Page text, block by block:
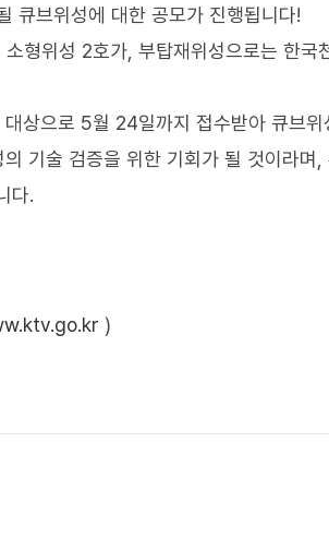
큐브위성에 대한 공모가 진행됩니다!
형위성 2호가, 부탑재위성으로는 한국
상으로 5월 24일까지 접수받아 큐브
기술 검증을 위한 기회가 될 것이라며
다.
)